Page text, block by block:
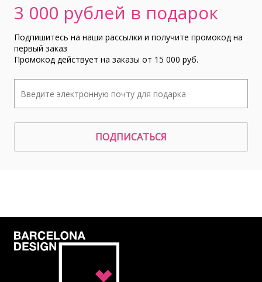
3 000 рублей в подарок
Подпишитесь на наши рассылки и получите промокод на
первый заказ
Промокод действует на заказы от 15 000 руб.
ПОДПИСАТЬСЯ